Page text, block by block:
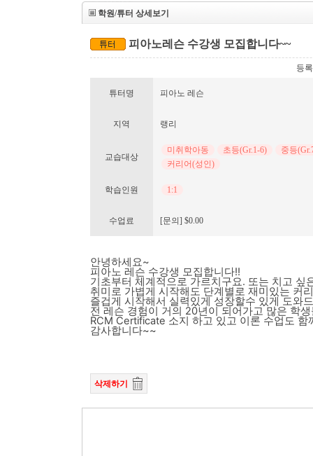
학원/튜터 상세보기
피아노레슨 수강생 모집합니다~~
등
튜터명 피아노 레슨
지역 랭리
교습대상
미취학아동 초등(Gr.1-6)
중등
커리어(성인)
학습인원 1:1
수업료 [문의] $0.00
안녕하세요~
피아노 레슨 수강생 모집합니다!!
기초부터 체계적으로 가르치구요. 또는 치고 싶
취미로 가볍게 시작해도 단계별로 재미있는 커
즐겁게 시작해서 실력있게 성장할수 있게 도와
전 레슨 경험이 거의 20년이 되어가고 많은 학
RCM Certificate 소지 하고 있고 이론 수업도
감사합니다~~
삭제하기